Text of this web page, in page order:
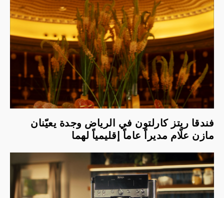
فندقا ريتز كارلتون في الرياض وجدة يعيّنان
مازن علّام مديراً عاماً إقليمياً لهما